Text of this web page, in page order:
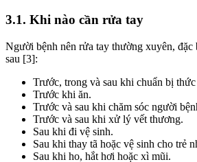
3.1. Khi nào cần rửa tay
Người bệnh nên rửa tay thường xuyên, đặc
sau [3]:
Trước, trong và sau khi chuẩn bị thức
Trước khi ăn.
Trước và sau khi chăm sóc người
Trước và sau khi xử lý vết thương.
Sau khi đi vệ sinh.
Sau khi thay tã hoặc vệ sinh cho trẻ
Sau khi ho, hắt hơi hoặc xì mũi.